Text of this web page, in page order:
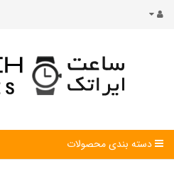
دسته بندی محصولات